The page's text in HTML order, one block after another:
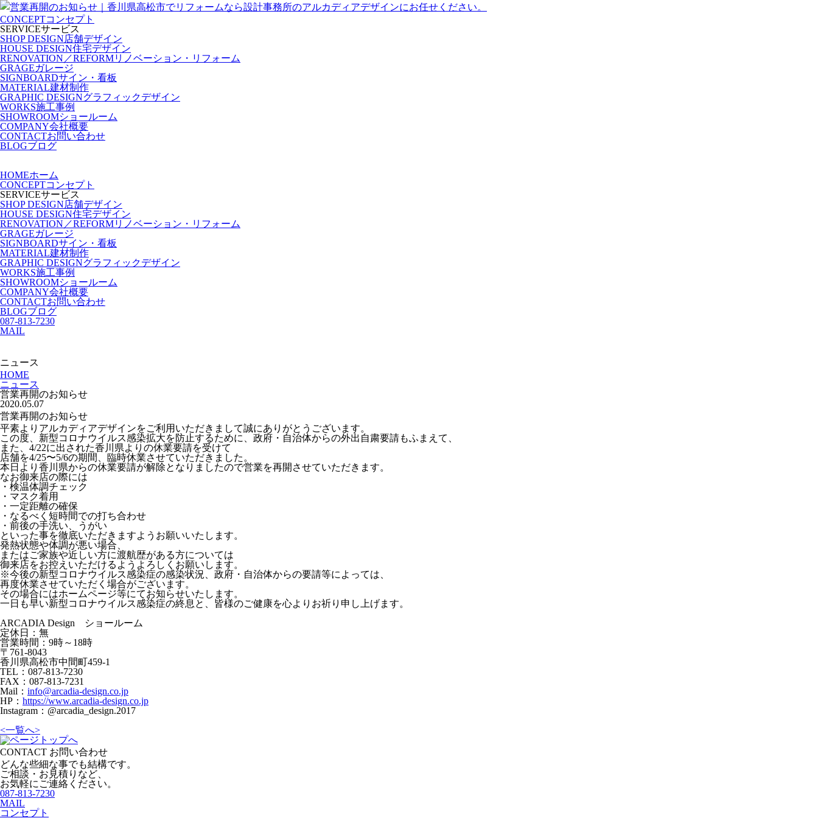
CONCEPTコンセプト
SERVICEサービス
SHOP DESIGN店舗デザイン
HOUSE DESIGN住宅デザイン
RENOVATION／REFORMリノベーション・リフォーム
GRAGEガレージ
SIGNBOARDサイン・看板
MATERIAL建材制作
GRAPHIC DESIGNグラフィックデザイン
WORKS施工事例
SHOWROOMショールーム
COMPANY会社概要
CONTACTお問い合わせ
BLOGブログ
HOMEホーム
CONCEPTコンセプト
SERVICEサービス
SHOP DESIGN店舗デザイン
HOUSE DESIGN住宅デザイン
RENOVATION／REFORMリノベーション・リフォーム
GRAGEガレージ
SIGNBOARDサイン・看板
MATERIAL建材制作
GRAPHIC DESIGNグラフィックデザイン
WORKS施工事例
SHOWROOMショールーム
COMPANY会社概要
CONTACTお問い合わせ
BLOGブログ
087-813-7230
MAIL
ニュース
HOME
ニュース
営業再開のお知らせ
2020.05.07
営業再開のお知らせ
平素よりアルカディアデザインをご利用いただきまして誠にありがとうございます。
この度、新型コロナウイルス感染拡大を防止するために、政府・自治体からの外出自粛要請もふまえて、
また、4/22に出された香川県よりの休業要請を受けて
店舗を4/25〜5/6の期間、臨時休業させていただきました。
本日より香川県からの休業要請が解除となりましたので営業を再開させていただきます。
なお御来店の際には
・検温体調チェック
・マスク着用
・一定距離の確保
・なるべく短時間での打ち合わせ
・前後の手洗い、うがい
といった事を徹底いただきますようお願いいたします。
発熱状態や体調が悪い場合、
またはご家族や近しい方に渡航歴がある方については
御来店をお控えいただけるようよろしくお願いします。
※今後の新型コロナウイルス感染症の感染状況、政府・自治体からの要請等によっては、
再度休業させていただく場合がございます。
その場合にはホームページ等にてお知らせいたします。
一日も早い新型コロナウイルス感染症の終息と、皆様のご健康を心よりお祈り申し上げます。
ARCADIA Design ショールーム
定休日：無
営業時間：9時～18時
〒761-8043
香川県高松市中間町459-1
TEL：087-813-7230
FAX：087-813-7231
Mail： info@arcadia-design.co.jp
HP： https://www.arcadia-design.co.jp
Instagram：@arcadia_design.2017
<一覧へ>
CONTACT お問い合わせ
どんな些細な事でも結構です。
ご相談・お見積りなど、
お気軽にご連絡ください。
087-813-7230
MAIL
コンセプト